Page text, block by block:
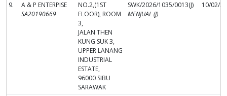
9.
A & P ENTERPISE
SA20190669
NO.2,(1ST
FLOOR), ROOM
3,
JALAN THEN
KUNG SUK 3,
UPPER LANANG
INDUSTRIAL
ESTATE,
96000 SIBU
SARAWAK
SWK/2026/1035/0013(J)
MENJUAL (J)
10/02/